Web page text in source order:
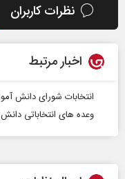
نظرات کاربران
اخبار مرتبط
انتخابات شورای دانش
وعده های انتخاباتی